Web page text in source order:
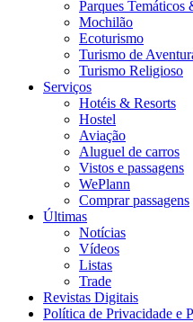
Parques Temáticos
Mochilão
Ecoturismo
Turismo de
Turismo Religioso
Serviços
Hotéis & Resorts
Hostel
Aviação
Aluguel de carros
Vistos e passagens
WePlann
Comprar passagens
Últimas
Notícias
Vídeos
Listas
Trade
Revistas Digitais
Política de Privacidade e